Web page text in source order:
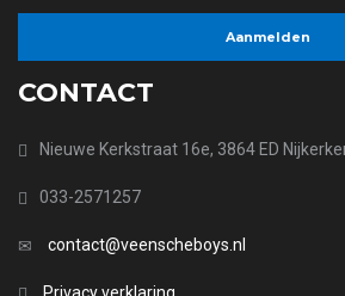
CONTACT
Nieuwe Kerkstraat 16e, 3864 ED
033-2571257
contact@veenscheboys.nl